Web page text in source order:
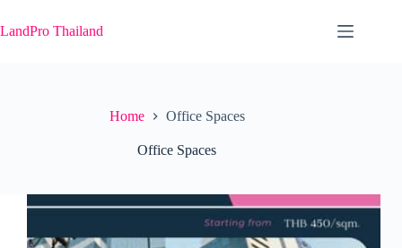
to
content
LandPro Thailand
Home Office Spaces
Office Spaces